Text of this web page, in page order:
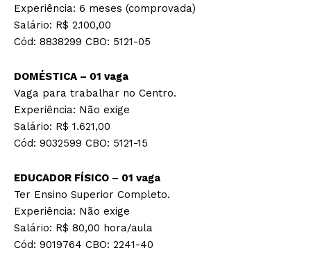
Experiência: 6 meses (comprovada)
Salário: R$ 2.100,00
Cód: 8838299 CBO: 5121-05
DOMÉSTICA – 01 vaga
Vaga para trabalhar no Centro.
Experiência: Não exige
Salário: R$ 1.621,00
Cód: 9032599 CBO: 5121-15
EDUCADOR FÍSICO – 01 vaga
Ter Ensino Superior Completo.
Experiência: Não exige
Salário: R$ 80,00 hora/aula
Cód: 9019764 CBO: 2241-40